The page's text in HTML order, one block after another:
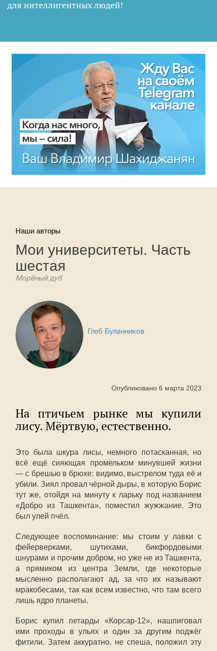
для интеллигентных людей!
Наши авторы
Мои университеты. Часть
шестая
Морёный дуб
Глеб Буланников
Опубликовано 6 марта 2023
На птичьем рынке мы купили
лису. Мёртвую, естественно.
Это была шкура лисы, немного потасканная, но
всё ещё сияющая промельком минувшей жизни
— с брешью в брюхе: видимо, выстрелом туда её и
убили. Зиял провал чёрной дыры, в которую Борис
тут же, отойдя на минуту к ларьку под названием
«Добро из Ташкента», поместил жужжание. Это
был улей пчёл.
Следующее воспоминание: мы стоим у лавки с
фейерверками, шутихами, бикфордовыми
шнурами и прочим добром, но уже не из Ташкента,
а прямиком из центра Земли, где некоторые
мысленно располагают ад, за что их называют
мракобесами, так как всем известно, что там всего
лишь ядро планеты.
Борис купил петарды «Корсар-12», нашпиговал
ими проходы в ульях и один за другим поджёг
фитили. Затем аккуратно, не спеша, положил эту